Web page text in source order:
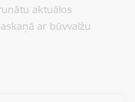
aktuālos
ar būvvalžu